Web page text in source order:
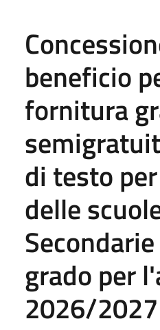
beneficio
fornitura
di testo
delle
grado per
2026/2027